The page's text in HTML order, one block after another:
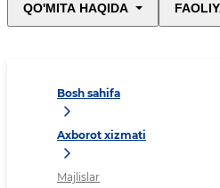
QO'MITA HAQIDA
Bosh sahifa
Axborot xizmati
Majlislar